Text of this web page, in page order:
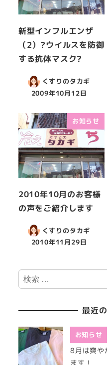
新型インフルエンザ
（2）?ウイルスを防御
する抗体マスク?
くすりのタカギ
2009年10月12日
お知らせ
2010年10月のお客様
の声をご紹介します
くすりのタカギ
2010年11月29日
検
索
最近
お知らせ
8月は爽や
ます！